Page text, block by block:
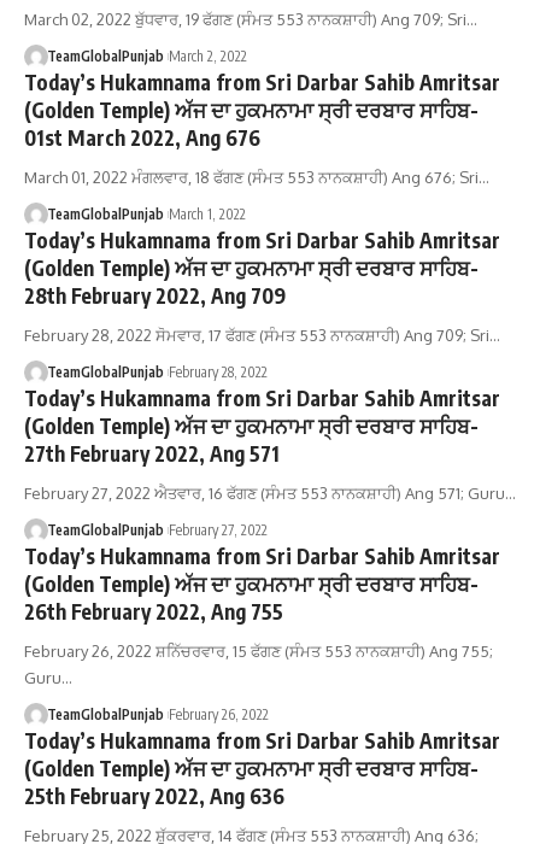
March 02, 2022 ਬੁੱਧਵਾਰ, 19 ਫੱਗਣ (ਸੰਮਤ 553 ਨਾਨਕਸ਼ਾਹੀ) Ang 709; Sri…
TeamGlobalPunjab March 2, 2022
Today’s Hukamnama from Sri Darbar Sahib Amritsar
(Golden Temple) ਅੱਜ ਦਾ ਹੁਕਮਨਾਮਾ ਸ੍ਰੀ ਦਰਬਾਰ ਸਾਹਿਬ-
01st March 2022, Ang 676
March 01, 2022 ਮੰਗਲਵਾਰ, 18 ਫੱਗਣ (ਸੰਮਤ 553 ਨਾਨਕਸ਼ਾਹੀ) Ang 676; Sri…
TeamGlobalPunjab March 1, 2022
Today’s Hukamnama from Sri Darbar Sahib Amritsar
(Golden Temple) ਅੱਜ ਦਾ ਹੁਕਮਨਾਮਾ ਸ੍ਰੀ ਦਰਬਾਰ ਸਾਹਿਬ-
28th February 2022, Ang 709
February 28, 2022 ਸੋਮਵਾਰ, 17 ਫੱਗਣ (ਸੰਮਤ 553 ਨਾਨਕਸ਼ਾਹੀ) Ang 709; Sri…
TeamGlobalPunjab February 28, 2022
Today’s Hukamnama from Sri Darbar Sahib Amritsar
(Golden Temple) ਅੱਜ ਦਾ ਹੁਕਮਨਾਮਾ ਸ੍ਰੀ ਦਰਬਾਰ ਸਾਹਿਬ-
27th February 2022, Ang 571
February 27, 2022 ਐਤਵਾਰ, 16 ਫੱਗਣ (ਸੰਮਤ 553 ਨਾਨਕਸ਼ਾਹੀ) Ang 571; Guru…
TeamGlobalPunjab February 27, 2022
Today’s Hukamnama from Sri Darbar Sahib Amritsar
(Golden Temple) ਅੱਜ ਦਾ ਹੁਕਮਨਾਮਾ ਸ੍ਰੀ ਦਰਬਾਰ ਸਾਹਿਬ-
26th February 2022, Ang 755
February 26, 2022 ਸ਼ਨਿੱਚਰਵਾਰ, 15 ਫੱਗਣ (ਸੰਮਤ 553 ਨਾਨਕਸ਼ਾਹੀ) Ang 755;
Guru…
TeamGlobalPunjab February 26, 2022
Today’s Hukamnama from Sri Darbar Sahib Amritsar
(Golden Temple) ਅੱਜ ਦਾ ਹੁਕਮਨਾਮਾ ਸ੍ਰੀ ਦਰਬਾਰ ਸਾਹਿਬ-
25th February 2022, Ang 636
February 25, 2022 ਸ਼ੁੱਕਰਵਾਰ, 14 ਫੱਗਣ (ਸੰਮਤ 553 ਨਾਨਕਸ਼ਾਹੀ) Ang 636;